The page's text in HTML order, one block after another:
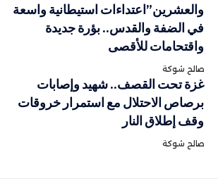
والعشرين”اعتداءات استيطانية واسعة
في الضفة والقدس.. بؤرة جديدة
واقتحامات للأقصى
صالح شوكة
غزة تحت القصف.. شهيد وإصابات
برصاص الاحتلال مع استمرار خروقات
وقف إطلاق النار
صالح شوكة